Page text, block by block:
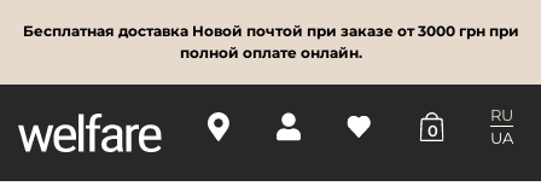
Бесплатная доставка Новой почтой при заказе от 3000 грн при
полной оплате онлайн.
0
RU
UA